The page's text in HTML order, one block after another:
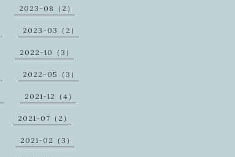
2023-08（2）
2023-03（2）
2022-10（3）
2022-05（3）
2021-12（4）
2021-07（2）
2021-02（3）